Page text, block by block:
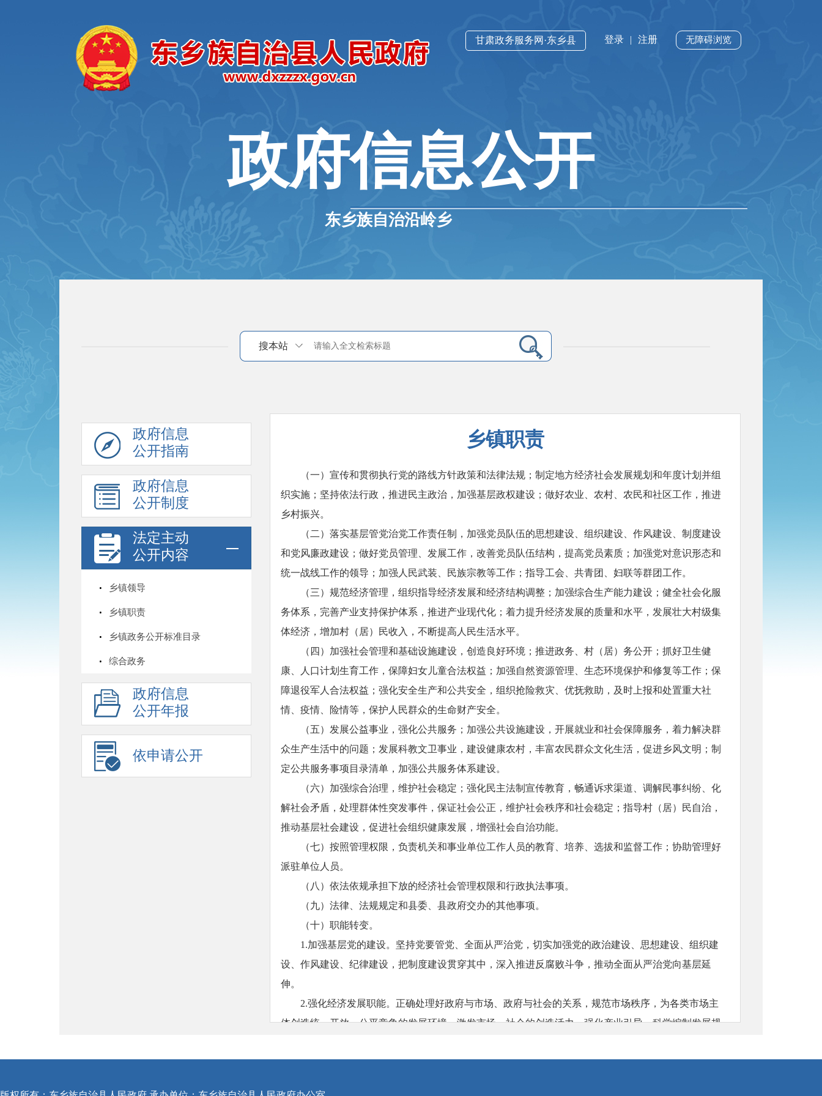
无障碍浏览
登录 | 注册
甘肃政务服务网·东乡县
政府信息公开
搜本站
政府信息
公开指南
政府信息
公开制度
法定主动
公开内容
乡镇领导
乡镇职责
乡镇政务公开标准目录
综合政务
政府信息
公开年报
依申请公开
乡镇职责
（一）宣传和贯彻执行党的路线方针政策和法律法规；制定地方经济社会发展规划和年度计划并组
织实施；坚持依法行政，推进民主政治，加强基层政权建设；做好农业、农村、农民和社区工作，推进
乡村振兴。
（二）落实基层管党治党工作责任制，加强党员队伍的思想建设、组织建设、作风建设、制度建设
和党风廉政建设；做好党员管理、发展工作，改善党员队伍结构，提高党员素质；加强党对意识形态和
统一战线工作的领导；加强人民武装、民族宗教等工作；指导工会、共青团、妇联等群团工作。
（三）规范经济管理，组织指导经济发展和经济结构调整；加强综合生产能力建设；健全社会化服
务体系，完善产业支持保护体系，推进产业现代化；着力提升经济发展的质量和水平，发展壮大村级集
体经济，增加村（居）民收入，不断提高人民生活水平。
（四）加强社会管理和基础设施建设，创造良好环境；推进政务、村（居）务公开；抓好卫生健
康、人口计划生育工作，保障妇女儿童合法权益；加强自然资源管理、生态环境保护和修复等工作；保
障退役军人合法权益；强化安全生产和公共安全，组织抢险救灾、优抚救助，及时上报和处置重大社
情、疫情、险情等，保护人民群众的生命财产安全。
（五）发展公益事业，强化公共服务；加强公共设施建设，开展就业和社会保障服务，着力解决群
众生产生活中的问题；发展科教文卫事业，建设健康农村，丰富农民群众文化生活，促进乡风文明；制
定公共服务事项目录清单，加强公共服务体系建设。
（六）加强综合治理，维护社会稳定；强化民主法制宣传教育，畅通诉求渠道、调解民事纠纷、化
解社会矛盾，处理群体性突发事件，保证社会公正，维护社会秩序和社会稳定；指导村（居）民自治，
推动基层社会建设，促进社会组织健康发展，增强社会自治功能。
（七）按照管理权限，负责机关和事业单位工作人员的教育、培养、选拔和监督工作；协助管理好
派驻单位人员。
（八）依法依规承担下放的经济社会管理权限和行政执法事项。
（九）法律、法规规定和县委、县政府交办的其他事项。
（十）职能转变。
1.加强基层党的建设。坚持党要管党、全面从严治党，切实加强党的政治建设、思想建设、组织建
设、作风建设、纪律建设，把制度建设贯穿其中，深入推进反腐败斗争，推动全面从严治党向基层延
伸。
2.强化经济发展职能。正确处理好政府与市场、政府与社会的关系，规范市场秩序，为各类市场主
体创造统一开放、公平竞争的发展环境，激发市场、社会的创造活力。强化产业引导，科学编制发展规
3.强化公共服务职能。加快义务教育、学前教育、劳动就业、基本医疗卫生、公共文化体育、卫生
东乡族自治沿岭乡